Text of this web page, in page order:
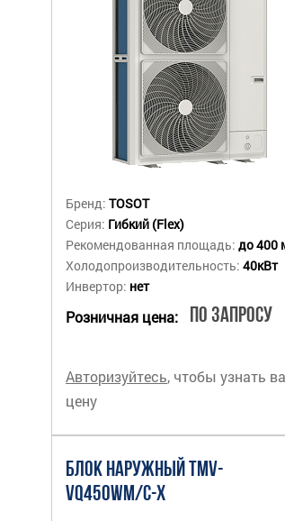
Бренд: TOSOT
Серия: Гибкий (Flex)
Рекомендованная площадь: до 400
Холодопроизводительность: 40кВт
Инвертор: нет
Розничная цена: По запросу
Авторизуйтесь, чтобы узнать
цену
БЛОК НАРУЖНЫЙ TMV-
VQ450WM/C-X